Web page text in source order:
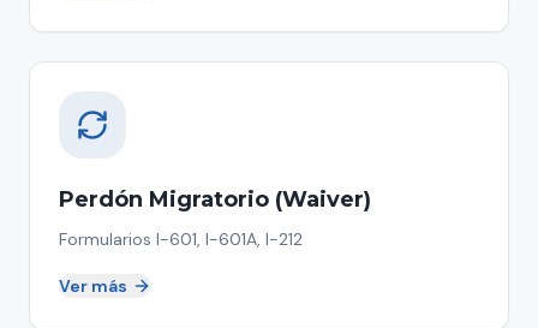
Perdón Migratorio (Waiver)
Formularios I-601, I-601A, I-212
Ver más